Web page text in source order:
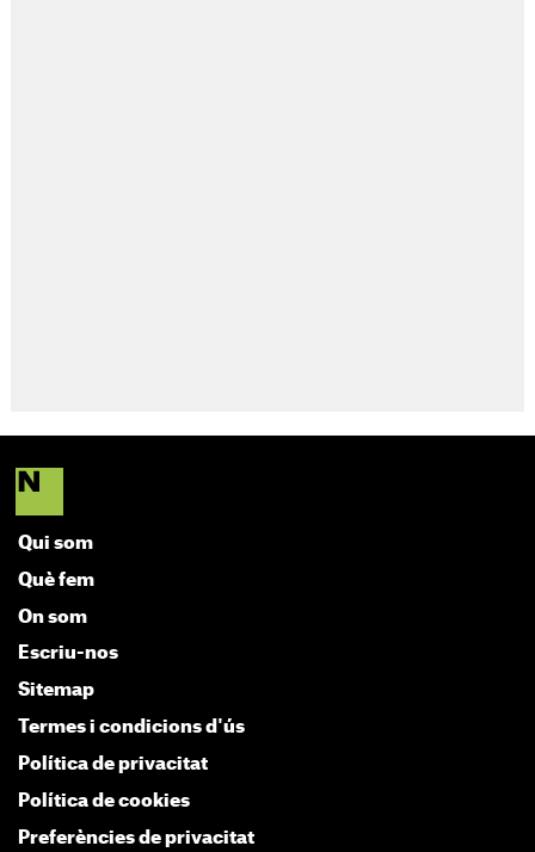
Qui som
Què fem
On som
Escriu-nos
Sitemap
Termes i condicions d'ús
Política de privacitat
Política de cookies
Preferències de privacitat